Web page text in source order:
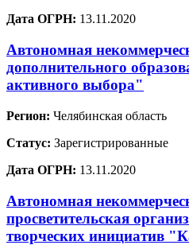
Дата ОГРН: 13.11.2020
Автономная
дополнительного
активного выбора"
Регион: Челябинская область
Статус: Зарегистрированные
Дата ОГРН: 13.11.2020
Автономная
просветительская
творческих инициатив